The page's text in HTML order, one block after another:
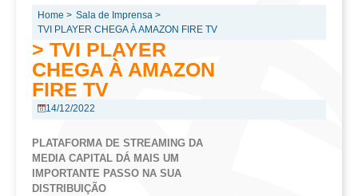
Home > Sala de Imprensa >
TVI PLAYER CHEGA À AMAZON FIRE TV
> TVI PLAYER
CHEGA À AMAZON
FIRE TV
14/12/2022
PLATAFORMA DE STREAMING DA
MEDIA CAPITAL DÁ MAIS UM
IMPORTANTE PASSO NA SUA
DISTRIBUIÇÃO